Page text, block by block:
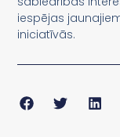
iespējas
iniciatīvās.